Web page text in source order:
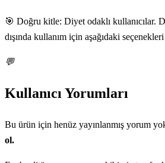
🎯 Doğru kitle: Diyet odaklı kullanıcılar.
dışında kullanım için aşağıdaki
💬
Kullanıcı Yorumları
Bu ürün için henüz yayınlanmış yorum
ol.